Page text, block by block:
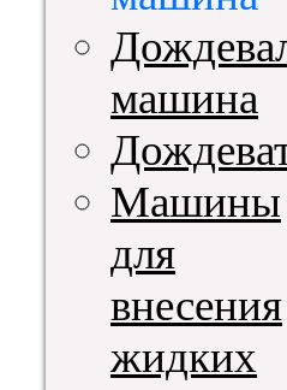
машина
Машины
для
внесения
жидких